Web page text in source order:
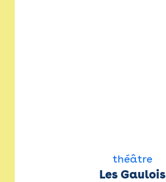
théâtre
Les Gaulois